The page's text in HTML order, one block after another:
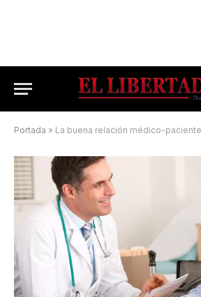
Portada » La buena relación médico-paciente